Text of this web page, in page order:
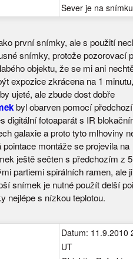
Sever je na
první snímky, ale s použití
snímky, protože pozorovací
objektu, že se mi ani
expozice zkrácena na 1
ujeté, ale zbude dost dobře
byl obarven pomocí
digitální fotoaparát s IR
galaxie a proto tyto mlhoviny
montáže se projevila na
ještě sečten s předchozím z
partiemi spirálních ramen, ale
snímek je nutné použít delší
nejlépe s nízkou teplotou.
Datum: 11.9.2010
UT